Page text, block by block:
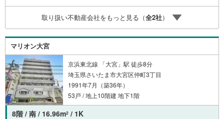
い合わせください。※記載賃料等の収入や利回りは、将来に
わたり、得られることを保証するものではありません。※賃
料等については、賃貸中のものについては現在の賃料等
で、空室または所有者居住中等のものについては、周辺の
賃料相場に基づき、満室時を想定して表示しています。
取り扱い不動産会社をもっと見る（全2社）
マリオン大宮
京浜東北線 「大宮」駅 徒歩8分
埼玉県さいたま市大宮区仲町3丁目
1991年7月（築36年）
53戸 / 地上10階建 地下1階
8階 / 南 / 16.96m2 / 1K